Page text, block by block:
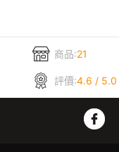
商品:21
評價:4.6 / 5.0